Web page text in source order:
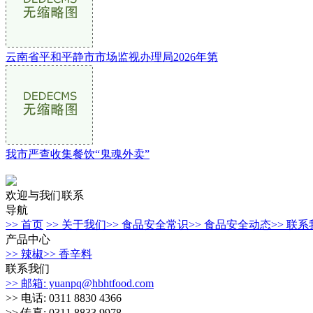
云南省平和平静市市场监视办理局2026年第
我市严查收集餐饮“鬼魂外卖”
欢迎与我们联系
导航
>> 首页 >> 关于我们>> 食品安全常识>> 食品安全动态>> 联系
产品中心
>> 辣椒>> 香辛料
联系我们
>> 邮箱: yuanpq@hbhtfood.com
>> 电话: 0311 8830 4366